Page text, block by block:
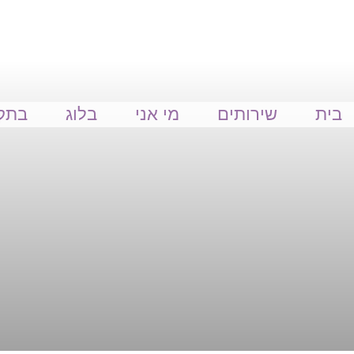
בית שירותים מי אני בלוג